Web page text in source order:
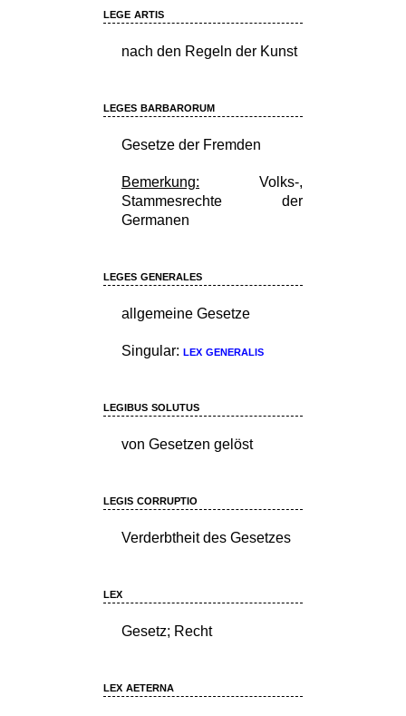
lege artis
nach den Regeln der Kunst
leges barbarorum
Gesetze der Fremden
Bemerkung: Volks-,
Stammesrechte der
Germanen
leges generales
allgemeine Gesetze
Singular: lex generalis
legibus solutus
von Gesetzen gelöst
legis corruptio
Verderbtheit des Gesetzes
lex
Gesetz; Recht
lex aeterna